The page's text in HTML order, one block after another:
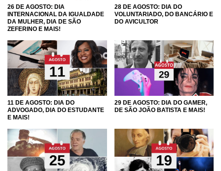
26 DE AGOSTO: DIA
INTERNACIONAL DA IGUALDADE
DA MULHER, DIA DE SÃO
ZEFERINO E MAIS!
28 DE AGOSTO: DIA DO
VOLUNTARIADO, DO BANCÁRIO E
DO AVICULTOR
11 DE AGOSTO: DIA DO
ADVOGADO, DIA DO ESTUDANTE
E MAIS!
29 DE AGOSTO: DIA DO GAMER,
DE SÃO JOÃO BATISTA E MAIS!